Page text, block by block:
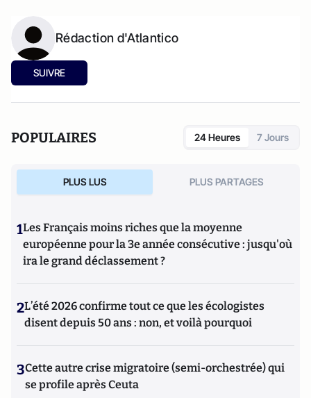
Rédaction d'Atlantico
SUIVRE
POPULAIRES 24 Heures 7 Jours
PLUS LUS PLUS PARTAGES
1Les Français moins riches que la moyenne
européenne pour la 3e année consécutive : jusqu'où
ira le grand déclassement ?
2L’été 2026 confirme tout ce que les écologistes
disent depuis 50 ans : non, et voilà pourquoi
3Cette autre crise migratoire (semi-orchestrée) qui
se profile après Ceuta